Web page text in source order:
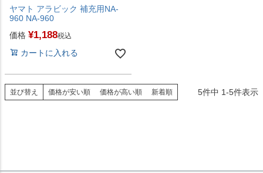
ヤマト アラビック 補充用NA-
960 NA-960
価格 ¥1,188税込
カートに入れる
並び替え 価格が安い順 価格が高い順 新着順 5件中 1-5件表示